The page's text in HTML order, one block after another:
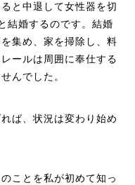
と中退して女性器を切
結婚するのです。結婚
集め、家を掃除し、料
ールは周囲に奉仕する
んでした。
ば、状況は変わり始め
ことを私が初めて知っ